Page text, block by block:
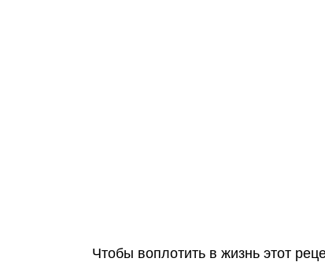
Чтобы воплотить в жизнь этот